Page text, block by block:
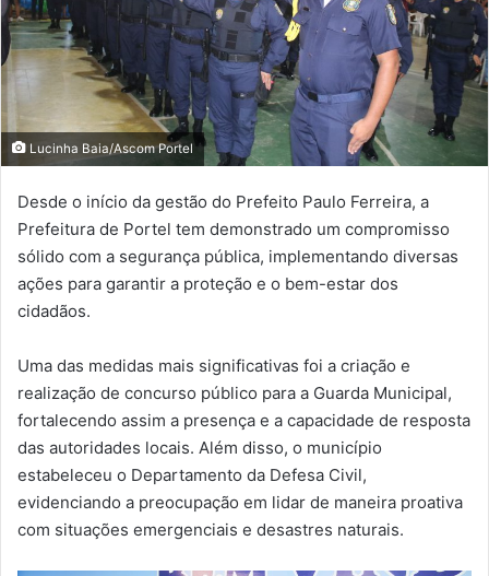
Lucinha Baia/Ascom Portel
Desde o início da gestão do Prefeito Paulo Ferreira, a
Prefeitura de Portel tem demonstrado um compromisso
sólido com a segurança pública, implementando diversas
ações para garantir a proteção e o bem-estar dos
cidadãos.
Uma das medidas mais significativas foi a criação e
realização de concurso público para a Guarda Municipal,
fortalecendo assim a presença e a capacidade de resposta
das autoridades locais. Além disso, o município
estabeleceu o Departamento da Defesa Civil,
evidenciando a preocupação em lidar de maneira proativa
com situações emergenciais e desastres naturais.